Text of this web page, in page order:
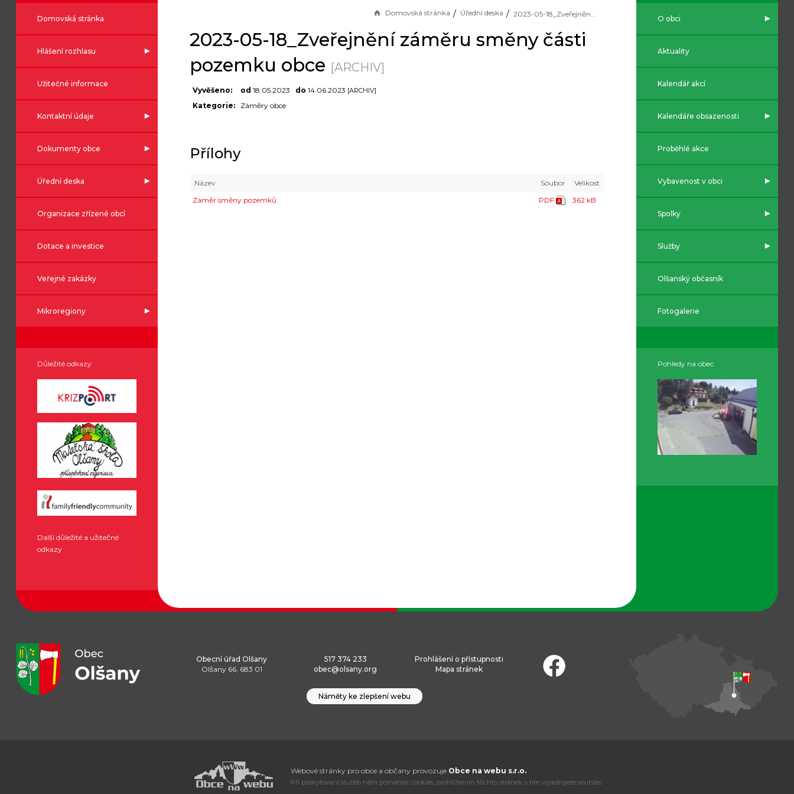
Domovská stránka
Hlášení rozhlasu
Užitečné informace
Kontaktní údaje
Dokumenty obce
Úřední deska
Organizace zřízené obcí
Dotace a investice
Veřejné zakázky
Mikroregiony
Důležité odkazy
Další důležité a užitečné
odkazy
Domovská stránka Úřední deska 2023-05-18_Zveřejnění záměru směny části pozemku obce
2023-05-18_Zveřejnění záměru směny části
pozemku obce [ARCHIV]
Vyvěšeno: od 18.05.2023 do 14.06.2023 [ARCHIV]
Kategorie: Záměry obce
Přílohy
Název Soubor
Velikost
Záměr směny pozemků
PDF 362 kB
O obci
Aktuality
Kalendář akcí
Kalendáře obsazenosti
Proběhlé akce
Vybavenost v obci
Spolky
Služby
Olšanský občasník
Fotogalerie
Pohledy na obec
Obecní úřad Olšany
Olšany 66, 683 01
517 374 233
obec@olsany.org
Prohlášení o přístupnosti
Mapa stránek
Náměty ke zlepšení webu
Webové stránky pro obce a občany provozuje Obce na webu s.r.o.
Při poskytování služeb nám pomáhají cookies, prohlížením těchto stránek s tím vyjadřujete souhlas.